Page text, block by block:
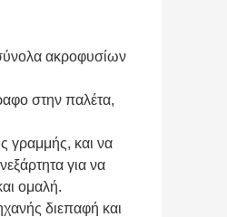
ακροφυσίων
στην παλέτα,
γραμμής, και να
για να
ομαλή.
διεπαφή και